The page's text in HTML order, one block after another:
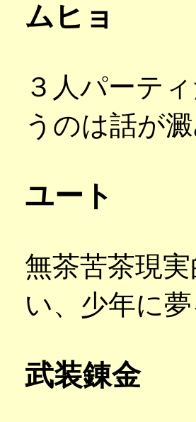
ムヒョ
３人パーテ
うのは話が
ユート
無茶苦茶現
い、少年に
武装錬金